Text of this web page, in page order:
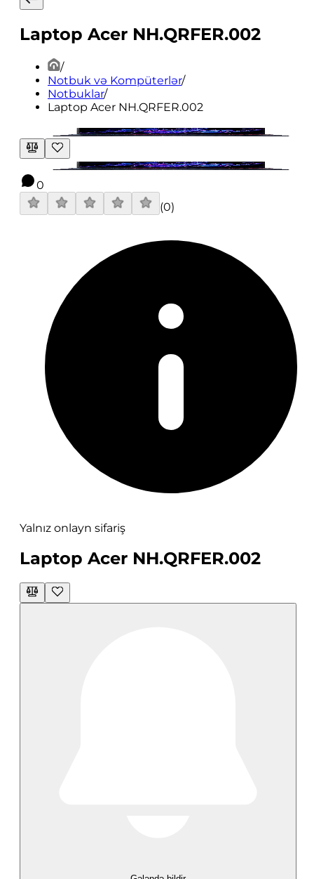
Laptop Acer NH.QRFER.002
/
Notbuk və Kompüterlər/
Notbuklar/
Laptop Acer NH.QRFER.002
0
(0)
Yalnız onlayn sifariş
Laptop Acer NH.QRFER.002